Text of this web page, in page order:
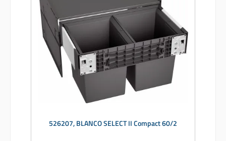
526207, BLANCO SELECT II Compact 60/2